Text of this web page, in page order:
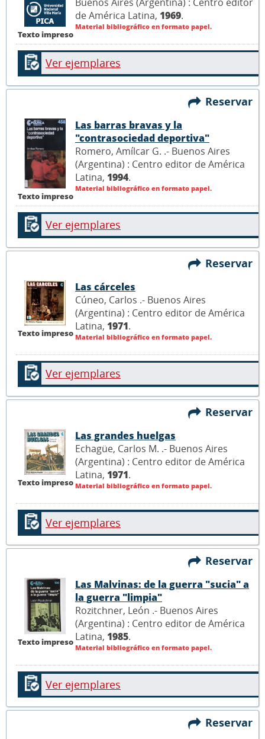
Texto impreso
de América Latina, 1969.
Material bibliográfico en formato papel.
Ver ejemplares
Reservar
Texto impreso
Las barras bravas y la
"contrasociedad deportiva"
Romero, Amílcar G. .- Buenos Aires
(Argentina) : Centro editor de América
Latina, 1994.
Material bibliográfico en formato papel.
Ver ejemplares
Reservar
Texto impreso
Las cárceles
Cúneo, Carlos .- Buenos Aires
(Argentina) : Centro editor de América
Latina, 1971.
Material bibliográfico en formato papel.
Ver ejemplares
Reservar
Texto impreso
Las grandes huelgas
Echagüe, Carlos M. .- Buenos Aires
(Argentina) : Centro editor de América
Latina, 1971.
Material bibliográfico en formato papel.
Ver ejemplares
Reservar
Texto impreso
Las Malvinas: de la guerra "sucia" a
la guerra "limpia"
Rozitchner, León .- Buenos Aires
(Argentina) : Centro editor de América
Latina, 1985.
Material bibliográfico en formato papel.
Ver ejemplares
Reservar